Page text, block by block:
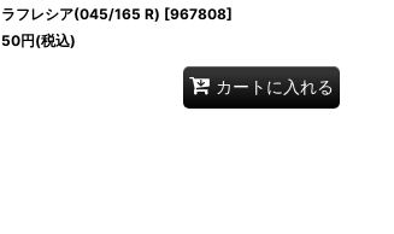
ラフレシア(045/165 R) [967808]
50円(税込)
カートに入れる